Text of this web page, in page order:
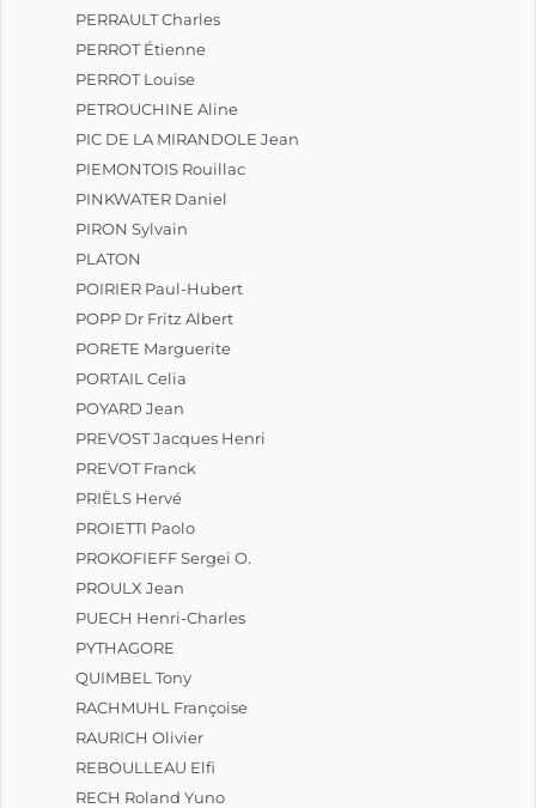
PERRAULT Charles
PERROT Étienne
PERROT Louise
PETROUCHINE Aline
PIC DE LA MIRANDOLE Jean
PIEMONTOIS Rouillac
PINKWATER Daniel
PIRON Sylvain
PLATON
POIRIER Paul-Hubert
POPP Dr Fritz Albert
PORETE Marguerite
PORTAIL Celia
POYARD Jean
PREVOST Jacques Henri
PREVOT Franck
PRIËLS Hervé
PROIETTI Paolo
PROKOFIEFF Sergei O.
PROULX Jean
PUECH Henri-Charles
PYTHAGORE
QUIMBEL Tony
RACHMUHL Françoise
RAURICH Olivier
REBOULLEAU Elfi
RECH Roland Yuno